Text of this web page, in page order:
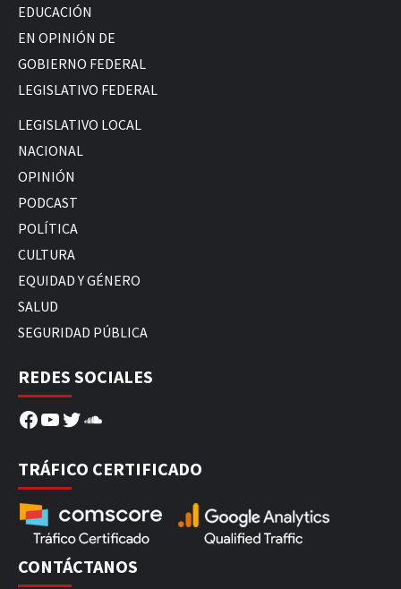
EDUCACIÓN
EN OPINIÓN DE
GOBIERNO FEDERAL
LEGISLATIVO FEDERAL
LEGISLATIVO LOCAL
NACIONAL
OPINIÓN
PODCAST
POLÍTICA
CULTURA
EQUIDAD Y GÉNERO
SALUD
SEGURIDAD PÚBLICA
REDES SOCIALES
Facebook
YouTube
Twitter
SoundCloud
TRÁFICO CERTIFICADO
CONTÁCTANOS